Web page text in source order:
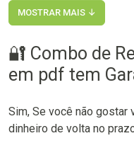
MOSTRAR MAIS ↓
🔐 Combo de
em pdf tem
Sim, Se você não
dinheiro de volta no